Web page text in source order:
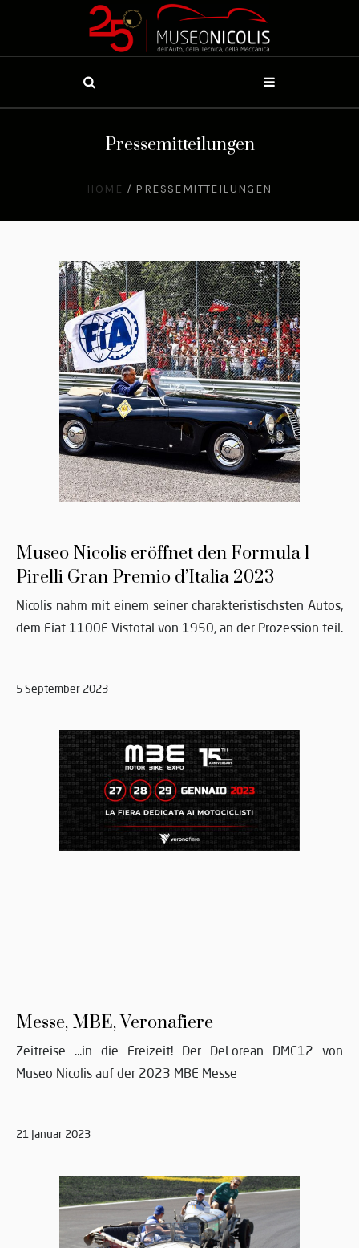
Pressemitteilungen
HOME / PRESSEMITTEILUNGEN
Museo Nicolis eröffnet den Formula 1
Pirelli Gran Premio d’Italia 2023
Nicolis nahm mit einem seiner charakteristischsten Autos,
dem Fiat 1100E Vistotal von 1950, an der Prozession teil.
5 September 2023
Messe, MBE, Veronafiere
Zeitreise ...in die Freizeit! Der DeLorean DMC12 von
Museo Nicolis auf der 2023 MBE Messe
21 Januar 2023